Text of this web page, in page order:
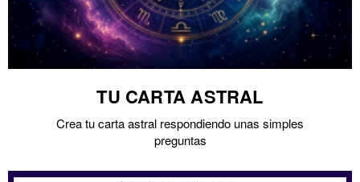
TU CARTA ASTRAL
Crea tu carta astral respondiendo unas simples
preguntas